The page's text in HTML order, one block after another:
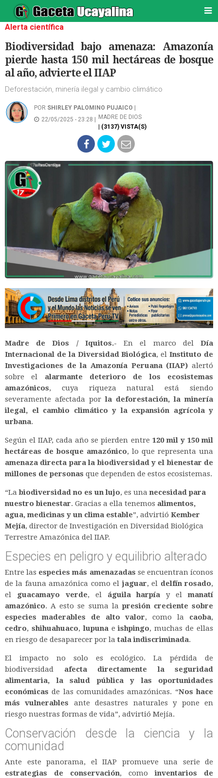
Alerta científica
Biodiversidad bajo amenaza: Amazonía
pierde hasta 150 mil hectáreas de bosque
al año, advierte el IIAP
Deforestación, minería ilegal y cambio climático
POR SHIRLEY PALOMINO PUJAICO
22/05/2025 - 23:28 |
MADRE DE DIOS
| (3137) VISTA(S)
Madre de Dios / Iquitos.-En el marco delDía
Internacional de la Diversidad Biológica, elInstituto de
Investigaciones de la Amazonía Peruana (IIAP) alertó
sobre el alarmante deterioro de los ecosistemas
amazónicos, cuya riqueza natural está siendo
severamente afectada porla deforestación, la minería
ilegal, el cambio climático y la expansión agrícola y
urbana.
Según el IIAP, cada año se pierden entre 120 mil y 150 mil
hectáreas de bosque amazónico, lo que representa una
amenaza directa para la biodiversidad y el bienestar de
millones de personas que dependen de estos ecosistemas.
“Labiodiversidad no es un lujo, es unanecesidad para
nuestro bienestar. Gracias a ella tenemos alimentos,
agua, medicinas y un clima estable”, advirtió Kember
Mejía, director de Investigación en Diversidad Biológica
Terrestre Amazónica del IIAP.
Especies en peligro y equilibrio alterado
Entre las especies más amenazadas se encuentran íconos
de la fauna amazónica como eljaguar, el delfín rosado,
el guacamayo verde, el águila harpía y elmanatí
amazónico. A esto se suma la presión creciente sobre
especies maderables de alto valor, como la caoba,
cedro, shihuahuaco,lupunaeishpingo, muchas de ellas
en riesgo de desaparecer por la tala indiscriminada.
El impacto no solo es ecológico. La pérdida de
biodiversidad afecta directamente la seguridad
alimentaria, la salud pública y las oportunidades
económicas de las comunidades amazónicas. “Nos hace
más vulnerables ante desastres naturales y pone en
riesgo nuestras formas de vida”, advirtió Mejía.
Conservación desde la ciencia y la
comunidad
Ante este panorama, el IIAP promueve una serie de
estrategias de conservación, comoinventarios de